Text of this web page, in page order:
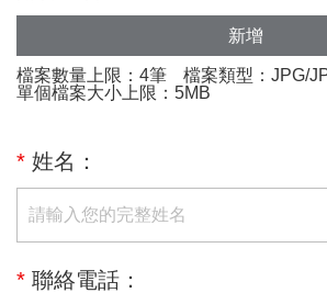
新增
檔案數量上限：4筆
檔案類型：JPG/
單個檔案大小上限：5MB
* 姓名：
* 聯絡電話：